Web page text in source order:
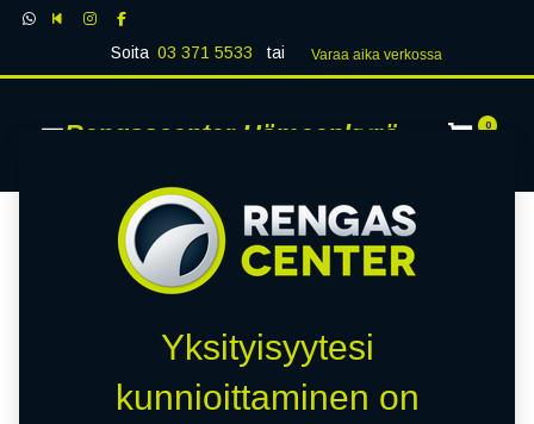
Soita 03 371 5533 tai Varaa aika verk​​​​ossa
Rengascenter Hämeenkyrö 0
Yksityisyytesi
kunnioittaminen on